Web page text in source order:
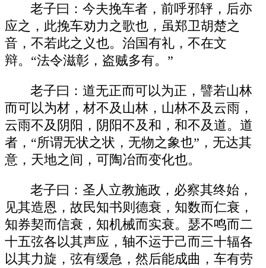
老子曰：今夫挽车者，前呼邪轷，后亦
应之，此挽车劝力之歌也，虽郑卫胡楚之
音，不若此之义也。治国有礼，不在文
辩。“法令滋彰，盗贼多有。”
老子曰：道无正而可以为正，譬若山林
而可以为材，材不及山林，山林不及云雨，
云雨不及阴阳，阴阳不及和，和不及道。道
者，“所谓无状之状，无物之象也”，无达其
意，天地之间，可陶冶而变化也。
老子曰：圣人立教施政，必察其终始，
见其造恩，故民知书则德衰，知数而仁衰，
知券契而信衰，知机械而实衰。瑟不鸣而二
十五弦各以其声应，轴不运于己而三十辐各
以其力旋，弦有缓急，然后能成曲，车有劳